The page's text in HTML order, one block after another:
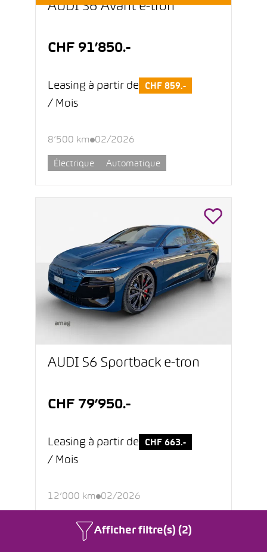
Afficher filtre(s) (2)
AUDI S6 Avant e-tron
CHF 91’850.-
Leasing à partir de CHF 859.-
/ Mois
8’500 km 02/2026
Électrique Automatique
AUDI S6 Sportback e-tron
CHF 79’950.-
Leasing à partir de CHF 663.-
/ Mois
12’000 km 02/2026
Électrique